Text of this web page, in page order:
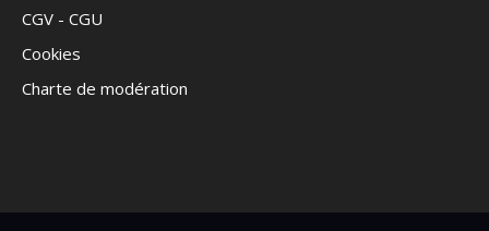
CGV - CGU
Cookies
Charte de modération